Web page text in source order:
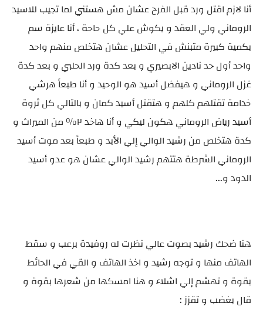
أنا لازم اقتل ورد قبل الفرح عشان مش هستني لما تجيب للاسيد
الروماني ولي العقد و يكوش علي كل حاحة ، أنا عايزة سم
بكمية كبيرة متبنش في التحليل عشان هتخلص منهم واحد
واحد أول حد نادين الابصيري و بعد كدة ورد الحلبي و بعد كدة
غزل الروماني و هيفضل أسيد هو الوحيد و أنا طبعاً هرشي
خدامة تقتلهم كلهم و هتقتل أسيد كمان و بالتالي كل ثروة
أسيد رياض الروماني هكون ليكي و أنا هاخد ٢٪ من الميراث و
كدة هتخلص من رشيد الوالي إلي الأبد و طبعاً بعد موت أسيد
الروماني الشرطة هتتهم رشيد الوالي عشان هو عدو أسيد
الدود و...
هنا ضحك رشيد بصوت عالي نظرت له روفيدة برعب و سقط
الهاتف منها و توجه رشيد و اخذ الهاتف و القي في الحائط
بقوة و تهشم إلي اشلاء و هنا امسكها من شعرها بقوة و
قال بغضب و تقزز :